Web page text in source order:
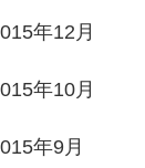
年12月
年10月
年9月